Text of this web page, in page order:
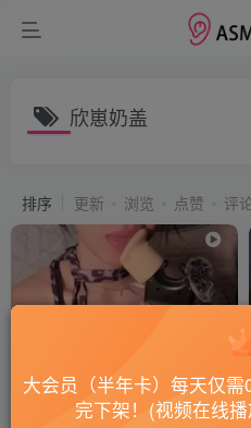
欣崽奶盖
排序 更新 浏览 点赞 评
欣崽奶盖-豹纹上衣舔耳抚摸
大会员（半年卡）每天仅
完下架！(视频在线